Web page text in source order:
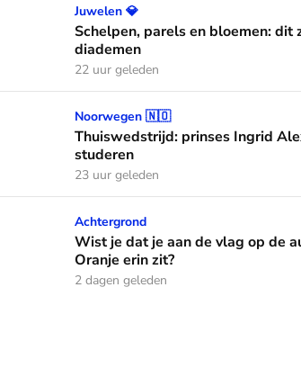
parels en bloemen: dit zijn de
Juwelen 💎
Schelpen, parels en bloemen: dit
diademen
22 uur geleden
prinses Ingrid Alexandra gaat in
Noorwegen 🇳🇴
Thuiswedstrijd: prinses Ingrid
studeren
23 uur geleden
je dat je aan de vlag op de auto's kunt zien
Achtergrond
Wist je dat je aan de vlag op de
Oranje erin zit?
2 dagen geleden